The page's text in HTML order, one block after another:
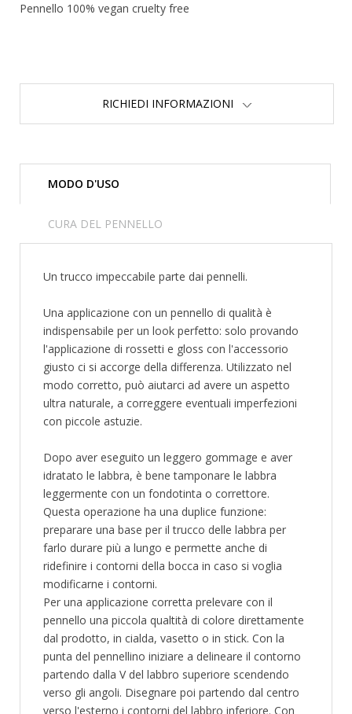
Pennello 100% vegan cruelty free
RICHIEDI INFORMAZIONI
MODO D'USO
CURA DEL PENNELLO
Un trucco impeccabile parte dai pennelli.
Una applicazione con un pennello di qualità è
indispensabile per un look perfetto: solo provando
l'applicazione di rossetti e gloss con l'accessorio
giusto ci si accorge della differenza. Utilizzato nel
modo corretto, può aiutarci ad avere un aspetto
ultra naturale, a correggere eventuali imperfezioni
con piccole astuzie.
Dopo aver eseguito un leggero gommage e aver
idratato le labbra, è bene tamponare le labbra
leggermente con un fondotinta o correttore.
Questa operazione ha una duplice funzione:
preparare una base per il trucco delle labbra per
farlo durare più a lungo e permette anche di
ridefinire i contorni della bocca in caso si voglia
modificarne i contorni.
Per una applicazione corretta prelevare con il
pennello una piccola qualtità di colore direttamente
dal prodotto, in cialda, vasetto o in stick. Con la
punta del pennellino iniziare a delineare il contorno
partendo dalla V del labbro superiore scendendo
verso gli angoli. Disegnare poi partendo dal centro
verso l'esterno i contorni del labbro inferiore. Con